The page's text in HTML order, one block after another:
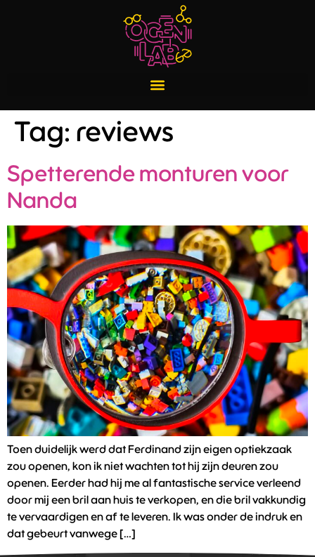
Tag: reviews
Spetterende monturen voor
Nanda
Toen duidelijk werd dat Ferdinand zijn eigen optiekzaak
zou openen, kon ik niet wachten tot hij zijn deuren zou
openen. Eerder had hij me al fantastische service verleend
door mij een bril aan huis te verkopen, en die bril vakkundig
te vervaardigen en af te leveren. Ik was onder de indruk en
dat gebeurt vanwege […]